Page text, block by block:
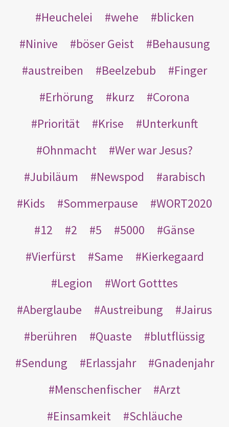
Heuchelei wehe
blicken
Ninive
böser Geist
Behausung
austreiben
Beelzebub
Finger
Erhörung
kurz
Corona
Priorität
Krise
Unterkunft
Ohnmacht
Wer war Jesus?
Jubiläum
Newspod
arabisch
Kids
Sommerpause
WORT2020
12
2 5 5000
Gänse
Vierfürst
Same
Kierkegaard
Legion
Wort Gotttes
Aberglaube
Austreibung
Jairus
berühren
Quaste
blutflüssig
Sendung
Erlassjahr
Gnadenjahr
Menschenfischer
Arzt
Einsamkeit
Schläuche